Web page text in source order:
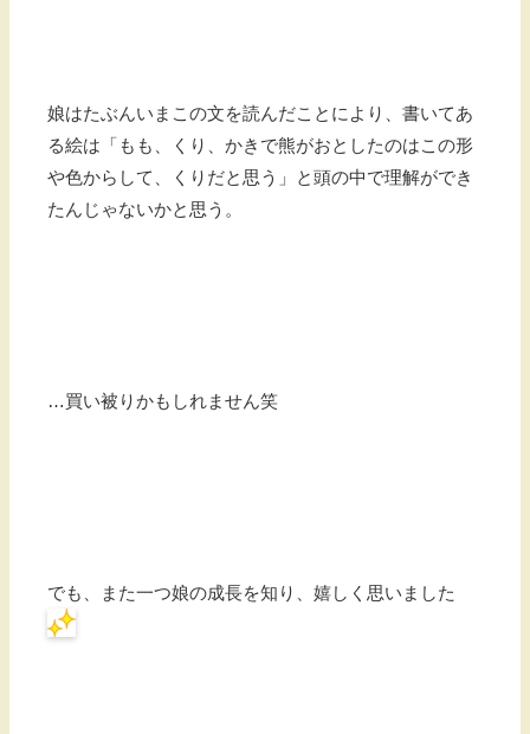
娘はたぶんいまこの文を読んだことにより、書いてあ
る絵は「もも、くり、かきで熊がおとしたのはこの形
や色からして、くりだと思う」と頭の中で理解ができ
たんじゃないかと思う。
…買い被りかもしれません笑
でも、また一つ娘の成長を知り、嬉しく思いました